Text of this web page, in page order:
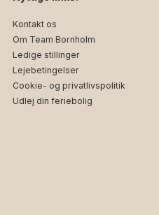
Kontakt os
Om Team Bornholm
Ledige stillinger
Lejebetingelser
Cookie- og privatlivspolitik
Udlej din feriebolig